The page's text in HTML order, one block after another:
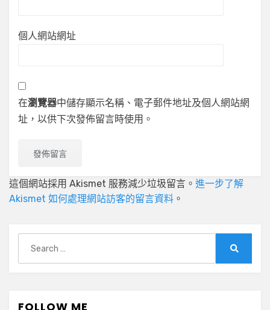
個人網站網址
在瀏覽器中儲存顯示名稱、電子郵件地址及個人網站網
址，以供下次發佈留言時使用。
這個網站採用 Akismet 服務減少垃圾留言。 進一步了解
Akismet 如何處理網站訪客的留言資料 。
for:
FOLLOW ME